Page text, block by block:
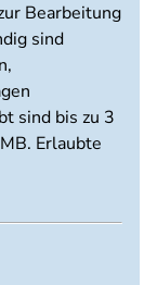
Bearbeitung
sind
sind bis zu 3
Erlaubte